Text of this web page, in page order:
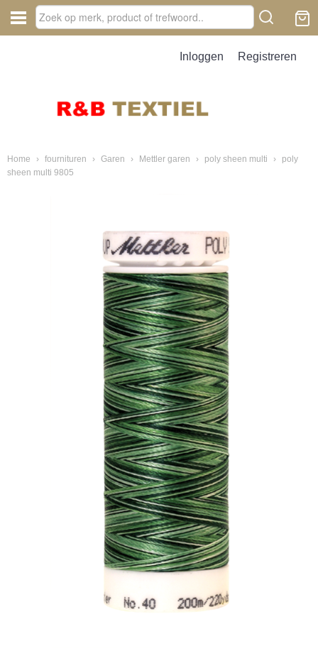
Inloggen Registreren
Home › fournituren › Garen › Mettler garen › poly sheen multi ›
poly
sheen multi 9805